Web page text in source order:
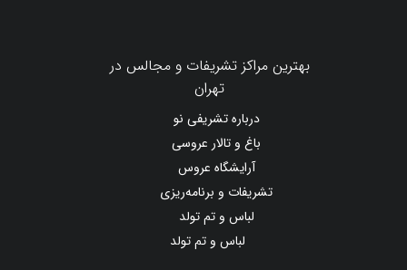
بهترین مراکز تشریفات و مجالس در
تهران
درباره تشریفی نو
باغ و تالار عروسی
آرایشگاه عروس
تشریفات و برنامه‌ریزی
لباس و تم تولد
لباس و تم تولد